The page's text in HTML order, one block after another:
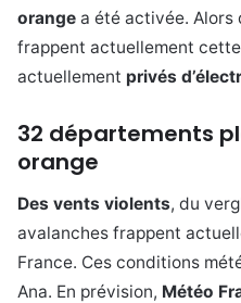
orange a été activée. Alors
frappent actuellement
actuellement privés
32 départements
orange
Des vents violents, du
avalanches frappent
France. Ces conditions
Ana. En prévision, Météo